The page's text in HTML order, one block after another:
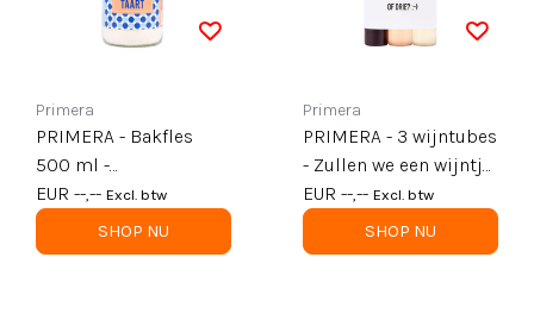
Primera
PRIMERA - Bakfles
500 ml -
Stroopwafelcake -
Gefeliciflaps-TAART! -
per 6
EUR --,-- Excl. btw
SHOP NU
Primera
PRIMERA - 3 wijntubes
- Zullen we een wijntje
doen - per 6
EUR --,-- Excl. btw
SHOP NU